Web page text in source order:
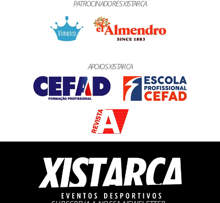
PATROCINADORES XISTARCA
APOIOS XISTARCA